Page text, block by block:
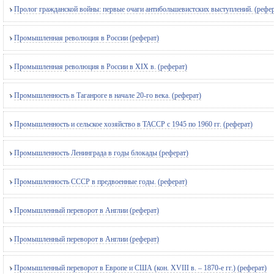
Пролог гражданской войны: первые очаги антибольшевистских выступлений.
Промышленная революция в России (реферат)
Промышленная революция в России в XIX в. (реферат)
Промышленность в Таганроге в начале 20-го века. (реферат)
Промышленность и сельское хозяйство в ТАССР с 1945 по 1960 гг. (реферат)
Промышленность Ленинграда в годы блокады (реферат)
Промышленность СССР в предвоенные годы. (реферат)
Промышленный переворот в Англии (реферат)
Промышленный переворот в Англии (реферат)
Промышленный переворот в Европе и США (кон. XVIII в. – 1870-е гг.) (реферат)